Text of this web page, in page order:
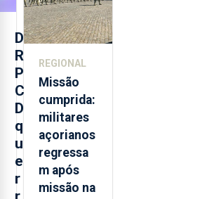
D
R
P
C
D
q
u
e
r
REGIONAL
Missão
cumprida:
militares
açorianos
regressa
m após
missão na